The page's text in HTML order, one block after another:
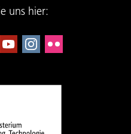
uns hier: